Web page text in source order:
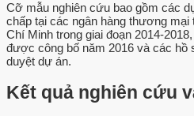
Cỡ mẫu nghiên cứu bao gồm các
chấp tại các ngân hàng thương mại
Chí Minh trong giai đoạn 2014-
được công bố năm 2016 và các hồ
duyệt dự án.
Kết quả nghiên cứu